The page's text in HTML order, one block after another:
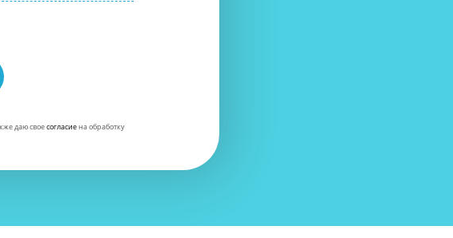
даю своесогласиена обработку